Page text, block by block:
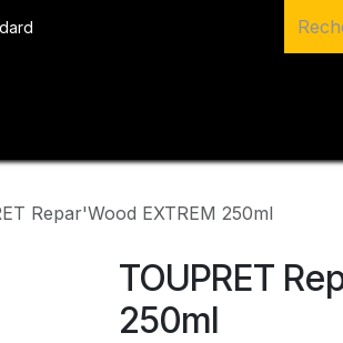
Repar'Wood EXTREM 250ml
TOUPRET
250ml